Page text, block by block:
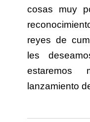
cosas muy
reyes de
les
estaremos
lanzamiento